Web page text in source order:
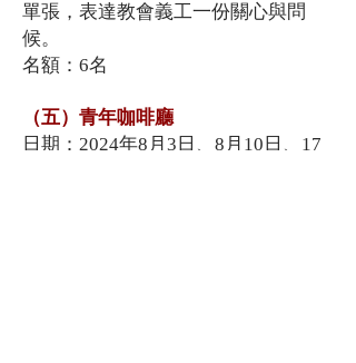
單張，表達教會義工一份關心與問
候。
名額：6名
（五）青年咖啡廳
日期：2024年8月3日、8月10日、17